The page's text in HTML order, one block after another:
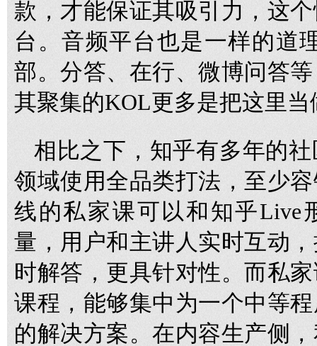
款，才能保证其吸引力，这
台。音频平台也是一样的道
部。分答、在行、微博问答
其聚集的KOL更多是把这里
相比之下，知乎有多年的
领域使用全品类打法，至少
线的私家课可以和知乎Live
量，用户和主讲人实时互动
时解答，更具针对性。而私
课程，能够集中为一个中等
的解决方案。在内容生产侧